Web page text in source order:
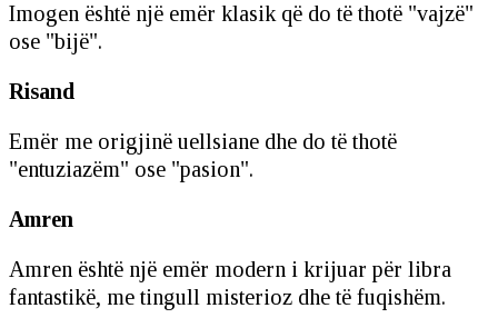
Imogen është një emër klasik që do të thotë "vajzë"
ose "bijë".
Risand
Emër me origjinë uellsiane dhe do të thotë
"entuziazëm" ose "pasion".
Amren
Amren është një emër modern i krijuar për libra
fantastikë, me tingull misterioz dhe të fuqishëm.